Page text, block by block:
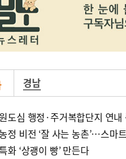
경남
도심 행정·주거복합단지 연내
정 비전 ‘잘 사는 농촌’…스마
화 ‘상괭이 빵’ 만든다